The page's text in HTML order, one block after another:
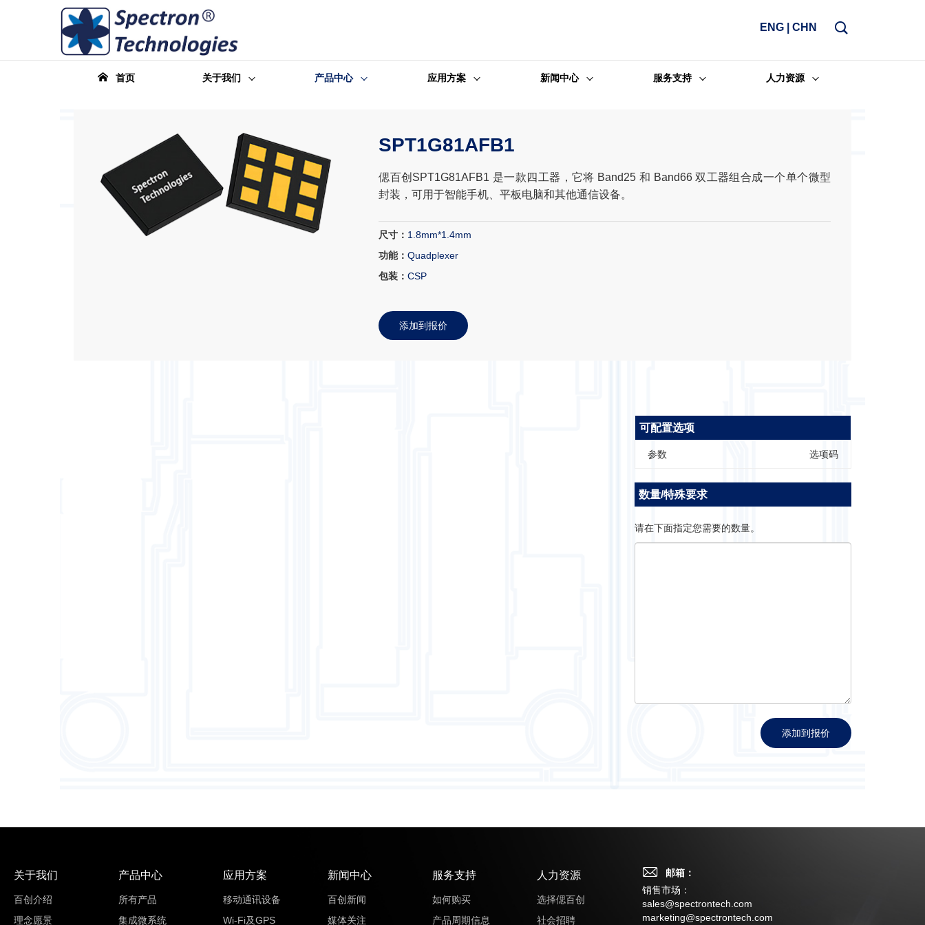
CHN
ENG
首页 关于我们 产品中心 应用方案 新闻中心 服务支持 人力资源
SPT1G81AFB1
偲百创SPT1G81AFB1 是一款四工器，它将 Band25 和 Band66 双工器组合成一个单个微型
封装，可用于智能手机、平板电脑和其他通信设备。
尺寸： 1.8mm*1.4mm
功能：Quadplexer
包装：CSP
添加到报价
可配置选项
参数 选项码
数量/特殊要求
请在下面指定您需要的数量。
添加到报价
关于我们
百创介绍
理念愿景
产品中心
所有产品
集成微系统
应用方案
移动通讯设备
Wi-Fi及GPS
新闻中心
百创新闻
媒体关注
服务支持
如何购买
产品周期信息
人力资源
选择偲百创
社会招聘
邮箱：
销售市场：
sales@spectrontech.com
marketing@spectrontech.com